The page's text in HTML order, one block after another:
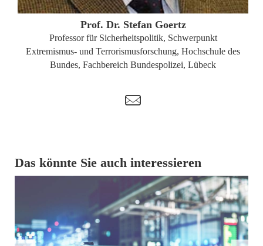
Prof. Dr. Stefan Goertz
­Professor für Sicherheitspolitik, Schwerpunkt
Extremismus- und Terrorismusforschung, Hochschule des
Bundes, Fachbereich Bundespolizei, Lübeck
t
Das könnte Sie auch interessieren